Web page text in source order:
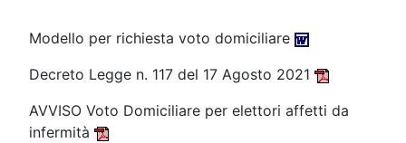
Modello per richiesta voto domiciliare
Decreto Legge n. 117 del 17 Agosto 2021
AVVISO Voto Domiciliare per elettori affetti da
infermità